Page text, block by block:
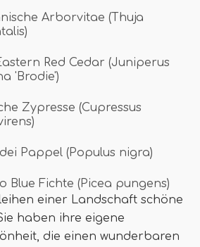
Arborvitae (Thuja
Red Cedar (Juniperus
'Brodie')
Zypresse (Cupressus
Pappel (Populus nigra)
Blue Fichte (Picea pungens)
einer Landschaft schöne
haben ihre eigene
die einen wunderbaren